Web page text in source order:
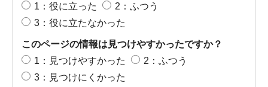
1：役に立った
2：ふつう
3：役に立たなかった
このページの情報は見つけやすかったですか？
1：見つけやすかった
2：ふつう
3：見つけにくかった